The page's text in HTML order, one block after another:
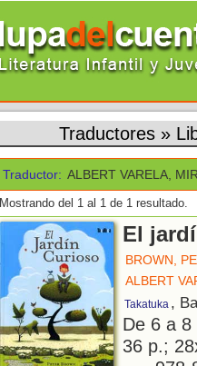
Traductores »
Traductor: ALBERT VARELA,
Mostrando del 1 al 1 de 1 resultado.
El
BROWN,
ALBERT
Takatuka ,
De 6 a
36 p.;